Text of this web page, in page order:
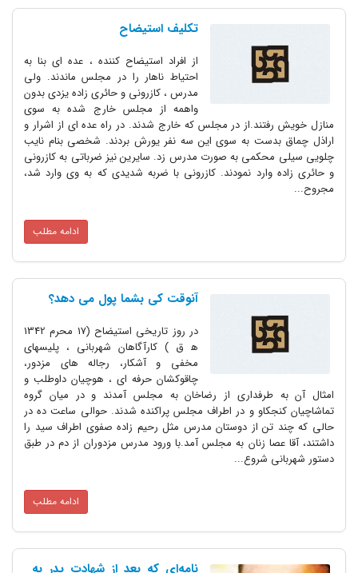
تکلیف استیضاح
از افراد استیضاح کننده ، عده اى بنا به
احتیاط ناهار را در مجلس ماندند. ولى
مدرس ، کازرونى و حائرى زاده یزدى بدون
واهمه از مجلس خارج شده به سوى
منازل خویش رفتند.از در مجلس که خارج شدند. در راه عده اى از اشرار و
اراذل چماق بدست به سوى این سه نفر یورش بردند. شخصى بنام نایب
چلویى سیلى محکمى به صورت مدرس زد. سایرین نیز ضرباتى به کازرونى
و حائرى زاده وارد نمودند. کازرونى با ضربه شدیدى که به وى وارد شد،
مجروح...
ادامه مطلب
آنوقت کى بشما پول مى دهد؟
در روز تاریخى استیضاح (17 محرم 1342
ه‍ ق ) کارآگاهان شهربانى ، پلیسهاى
مخفى و آشکار، رجاله هاى مزدور،
چاقوکشان حرفه اى ، هوچیان داوطلب و
امثال آن به طرفدارى از رضاخان به مجلس آمدند و در میان گروه
تماشاچیان کنجکاو و در اطراف مجلس پراکنده شدند. حوالى ساعت ده در
حالى که چند تن از دوستان مدرس مثل رحیم زاده صفوى اطراف سید را
داشتند، آقا عصا زنان به مجلس آمد.با ورود مدرس مزدوران از دم در طبق
دستور شهربانى شروع...
ادامه مطلب
نامه‌ای که بعد از شهادت پدر به